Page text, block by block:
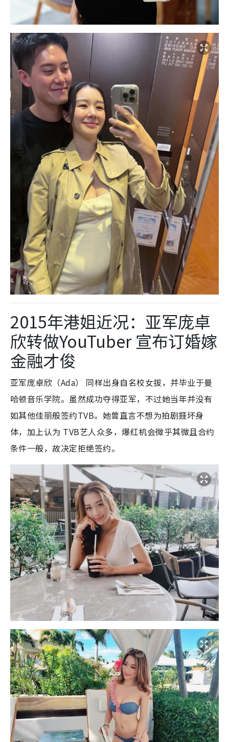
2015年港姐近况：亚军庞卓
欣转做YouTuber 宣布订婚嫁
金融才俊
亚军庞卓欣（Ada） 同样出身自名校女拔，并毕业于曼
哈顿音乐学院。虽然成功夺得亚军，不过她当年并没有
如其他佳丽般签约TVB。她曾直言不想为拍剧捱坏身
体，加上认为 TVB艺人众多，爆红机会微乎其微且合约
条件一般，故决定拒绝签约。